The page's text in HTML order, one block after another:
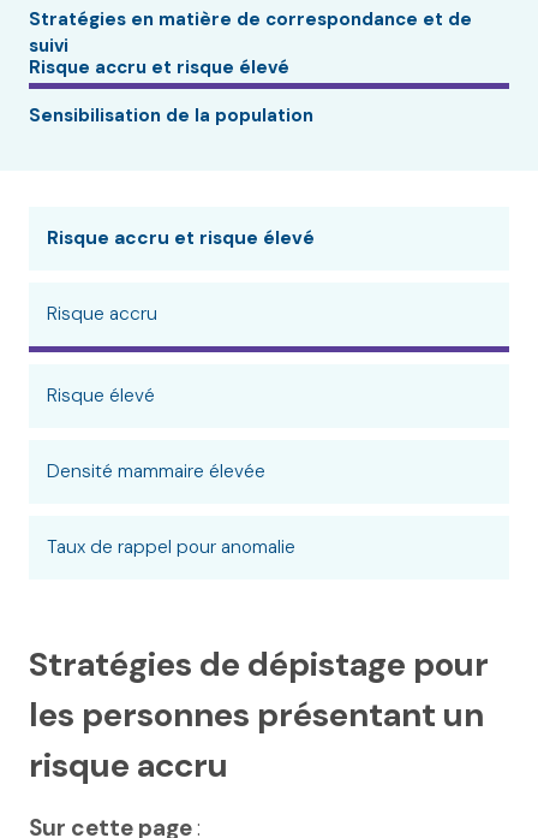
Stratégies en matière de correspondance et de
suivi
Risque accru et risque élevé
Sensibilisation de la population
Risque accru et risque élevé
Risque accru
Risque élevé
Densité mammaire élevée
Taux de rappel pour anomalie
Stratégies de dépistage pour
les personnes présentant un
risque accru
Sur cette page :